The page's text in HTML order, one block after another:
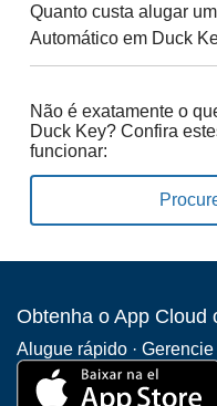
Quanto custa alugar
Automático em Duck
Não é exatamente o
Duck Key? Confira
funcionar:
Obtenha o App Cloud
Alugue rápido ·